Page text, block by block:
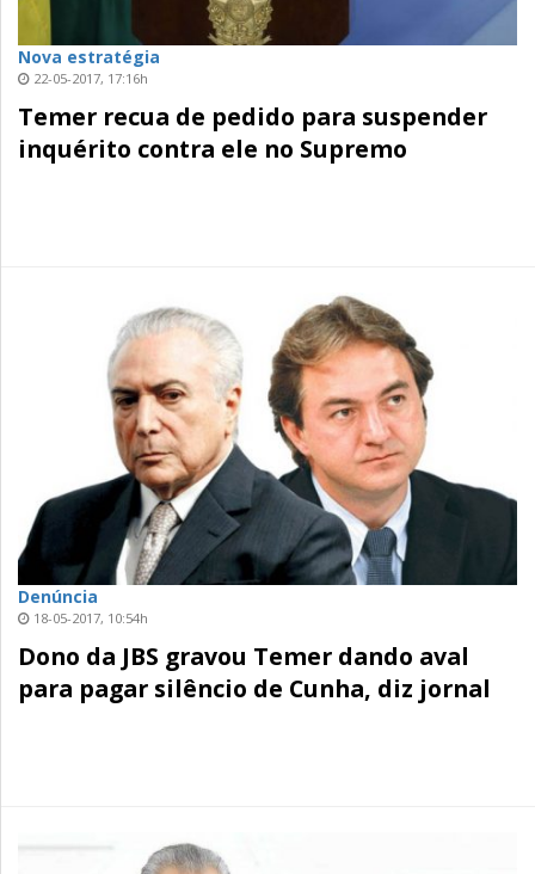
Nova estratégia
22-05-2017, 17:16h
Temer recua de pedido para suspender
inquérito contra ele no Supremo
Denúncia
18-05-2017, 10:54h
Dono da JBS gravou Temer dando aval
para pagar silêncio de Cunha, diz jornal